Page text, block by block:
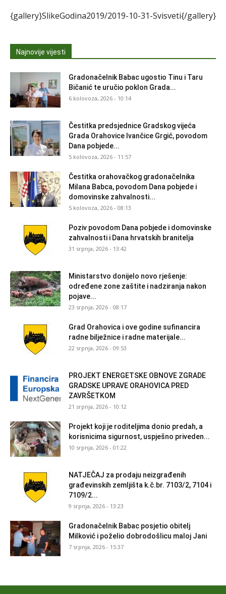
{gallery}SlikeGodina2019/2019-10-31-Svisveti{/gallery}
Najnovije vijesti
Gradonačelnik Babac ugostio Tinu i Taru
Bičanić te uručio poklon Grada...
6 kolovoza, 2026 - 10:14
Čestitka predsjednice Gradskog vijeća
Grada Orahovice Ivančice Grgić, povodom
Dana pobjede...
5 kolovoza, 2026 - 11:57
Čestitka orahovačkog gradonačelnika
Milana Babca, povodom Dana pobjede i
domovinske zahvalnosti...
5 kolovoza, 2026 - 08:13
Poziv povodom Dana pobjede i domovinske
zahvalnosti i Dana hrvatskih branitelja
31 srpnja, 2026 - 13:42
Ministarstvo donijelo novo rješenje:
određene zone zaštite i nadziranja nakon
pojave...
23 srpnja, 2026 - 08:17
Grad Orahovica i ove godine sufinancira
radne bilježnice i radne materijale...
22 srpnja, 2026 - 09:53
PROJEKT ENERGETSKE OBNOVE ZGRADE
GRADSKE UPRAVE ORAHOVICA PRED
ZAVRŠETKOM
21 srpnja, 2026 - 10:12
Projekt koji je roditeljima donio predah, a
korisnicima sigurnost, uspješno priveden...
10 srpnja, 2026 - 01:22
NATJEČAJ za prodaju neizgrađenih
građevinskih zemljišta k.č.br. 7103/2, 7104 i
7109/2...
9 srpnja, 2026 - 13:23
Gradonačelnik Babac posjetio obitelj
Milković i poželio dobrodošlicu maloj Jani
7 srpnja, 2026 - 15:37